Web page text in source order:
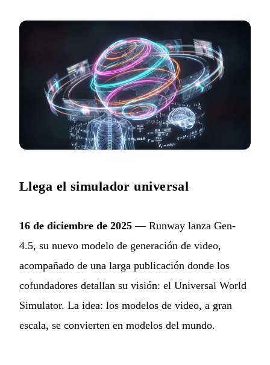
Llega el simulador universal
16 de diciembre de 2025 — Runway lanza Gen-
4.5, su nuevo modelo de generación de video,
acompañado de una larga publicación donde los
cofundadores detallan su visión: el Universal World
Simulator. La idea: los modelos de video, a gran
escala, se convierten en modelos del mundo.